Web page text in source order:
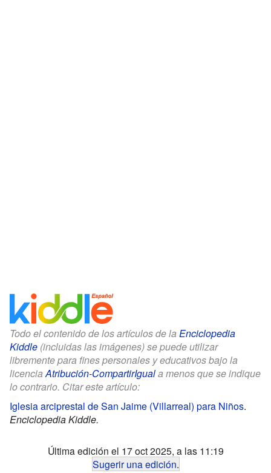
Todo el contenido de los artículos de la Enciclopedia
Kiddle (incluidas las imágenes) se puede utilizar
libremente para fines personales y educativos bajo la
licenciaAtribución-CompartirIguala menos que se indique
lo contrario. Citar este artículo:
Iglesia arciprestal de San Jaime (Villarreal) para Niños.
Enciclopedia Kiddle.
Última edición el 17 oct 2025, a las 11:19
Sugerir una edición.